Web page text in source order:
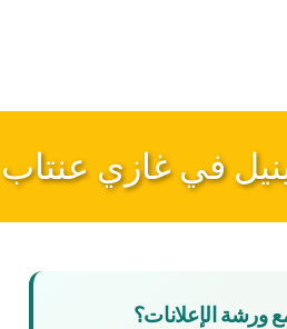
في غازي عنتاب
ورشة الإعلانات؟